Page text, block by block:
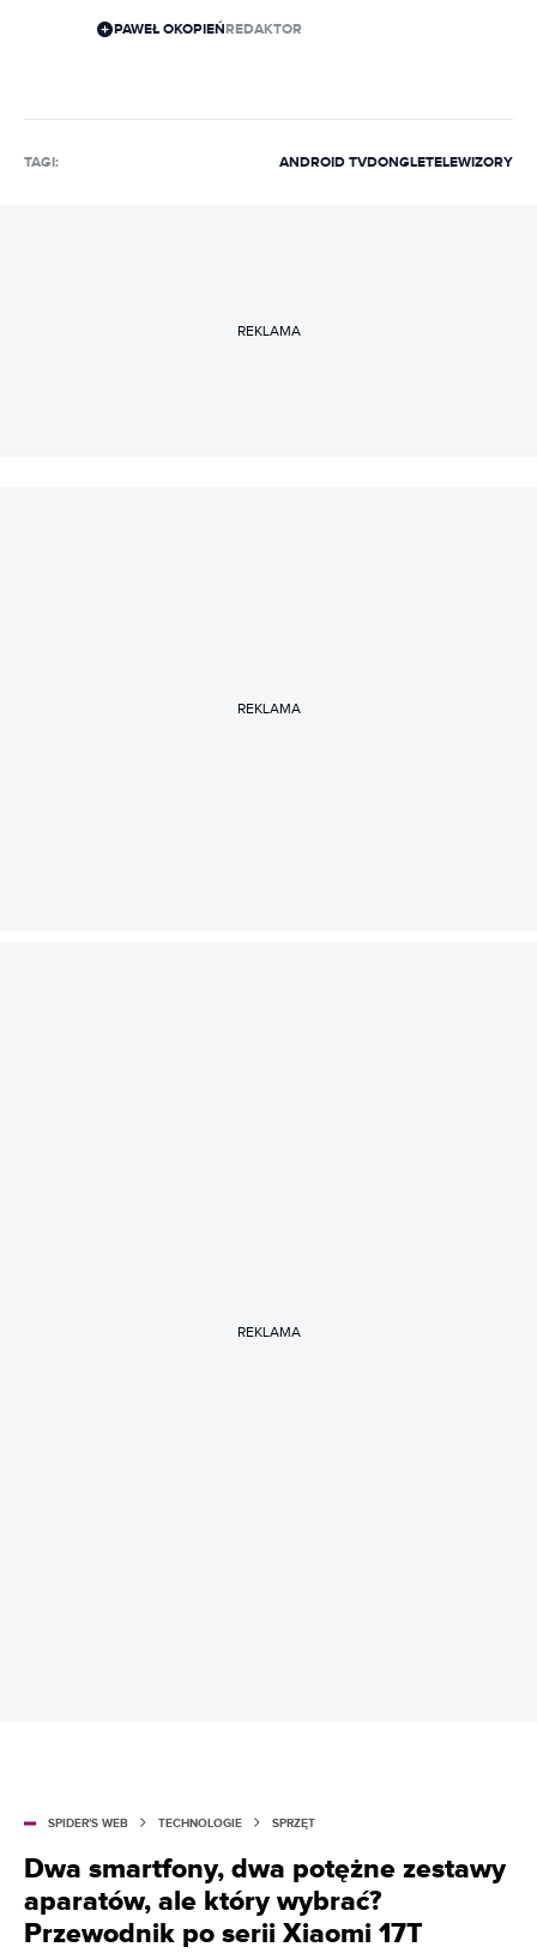
PAWEŁ OKOPIEŃREDAKTOR
TAGI: ANDROID TVDONGLETELEWIZORY
REKLAMA
REKLAMA
REKLAMA
SPIDER'S WEB TECHNOLOGIE SPRZĘT
Dwa smartfony, dwa potężne zestawy
aparatów, ale który wybrać?
Przewodnik po serii Xiaomi 17T